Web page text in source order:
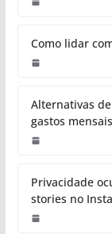
Como lidar
Alternativas
gastos mensais
Privacidade
stories no